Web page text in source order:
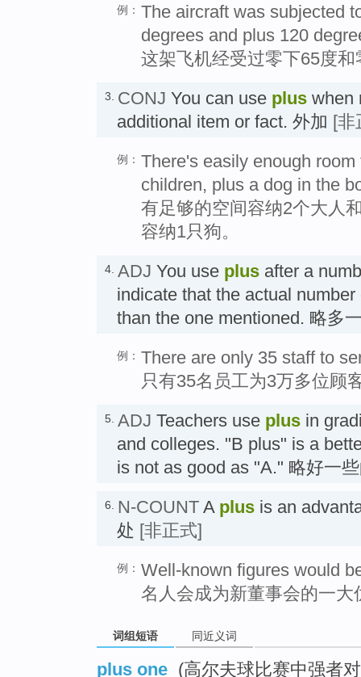
例： The aircraft was subjected
degrees and plus 120
这架飞机经受过零下65度
3. CONJ You can use plus when
additional item or fact. 外加 [非
例： There's easily enough
children, plus a dog in the
有足够的空间容纳2个大人
容纳1只狗。
4. ADJ You use plus after a
indicate that the actual
than the one mentioned. 略多
例： There are only 35 staff to
只有35名员工为3万多位顾
5. ADJ Teachers use plus in
and colleges. "B plus" is a
is not as good as "A." 略好一
6. N-COUNT A plus is an
处 [非正式]
例： Well-known figures would
名人会成为新董事会的一大
词组短语 同近义词
plus one (高尔夫球比赛中强者